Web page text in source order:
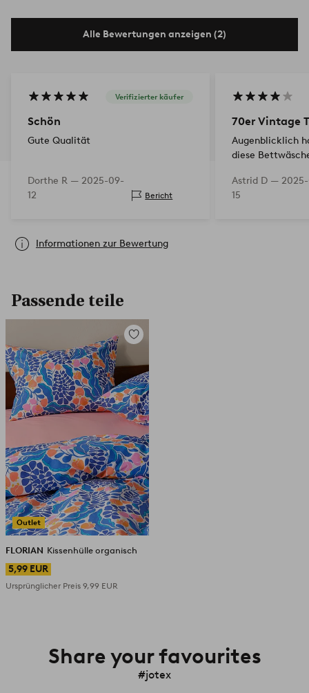
Alle Bewertungen anzeigen (2)
Verifizierter käufer
Schön
Gute Qualität
Dorthe R — 2025-09-
12
Bericht
70er Vintage
Augenblicklich
diese
schöner sein,
Schöne
Astrid D —
15
Informationen zur Bewertung
Passende teile
Outlet
Zu
FLORIAN Kissenhülle organisch
5,99 EUR
Ursprünglicher Preis 9,99 EUR
Share your favourites
#jotex